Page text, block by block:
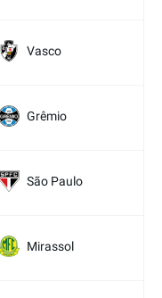
Vasco
Grêmio
São Paulo
Mirassol